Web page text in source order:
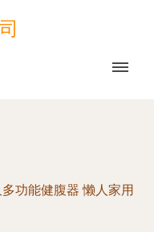
功能健腹器 懒人家用